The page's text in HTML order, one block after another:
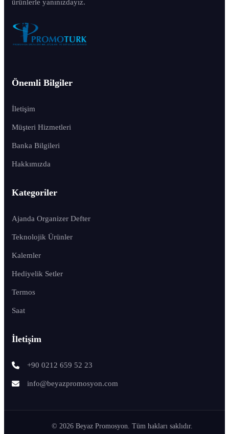
ürünlerle yanınızdayız.
Önemli Bilgiler
İletişim
Müşteri Hizmetleri
Banka Bilgileri
Hakkımızda
Kategoriler
Ajanda Organizer Defter
Teknolojik Ürünler
Kalemler
Hediyelik Setler
Termos
Saat
İletişim
+90 0212 659 52 23
info@beyazpromosyon.com
© 2026 Beyaz Promosyon. Tüm hakları saklıdır.